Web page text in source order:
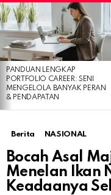
LATEST
STORIES
PANDUAN LENGKAP
PORTFOLIO CAREER: SENI
MENGELOLA BANYAK PERAN
& PENDAPATAN
Berita NASIONAL
Bocah Asal
Menelan Ikan
Keadaanya